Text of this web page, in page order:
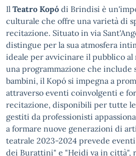
Il Teatro Kopó di Brindisi è
culturale che offre una varietà di
recitazione. Situato in via
distingue per la sua atmosfera
ideale per avvicinare il pubblico al
una programmazione che include
bambini, il Kopó si impegna a
attraverso eventi coinvolgenti e
recitazione, disponibili per tutte le
gestiti da professionisti
a formare nuove generazioni di
teatrale 2023-2024 prevede
dei Burattini" e "Heidi va in città",